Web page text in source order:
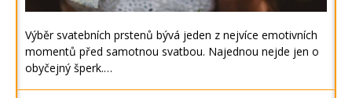
Výběr svatebních prstenů bývá jeden z nejvíce emotivních
momentů před samotnou svatbou. Najednou nejde jen o
obyčejný šperk.…